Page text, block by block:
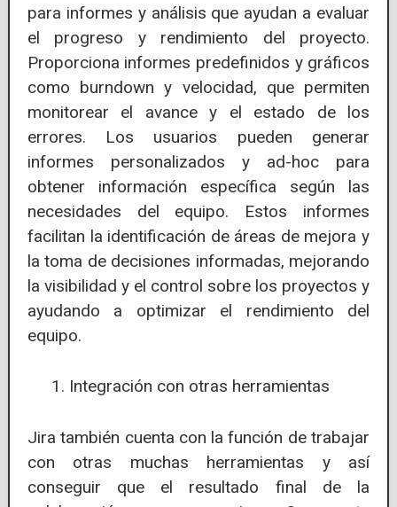
para informes y análisis que ayudan a evaluar
el progreso y rendimiento del proyecto.
Proporciona informes predefinidos y gráficos
como burndown y velocidad, que permiten
monitorear el avance y el estado de los
errores. Los usuarios pueden generar
informes personalizados y ad-hoc para
obtener información específica según las
necesidades del equipo. Estos informes
facilitan la identificación de áreas de mejora y
la toma de decisiones informadas, mejorando
la visibilidad y el control sobre los proyectos y
ayudando a optimizar el rendimiento del
equipo.
Integración con otras herramientas
Jira también cuenta con la función de trabajar
con otras muchas herramientas y así
conseguir que el resultado final de la